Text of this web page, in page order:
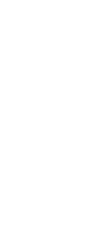
りました。 発送も早く、
うで安心いたしまし